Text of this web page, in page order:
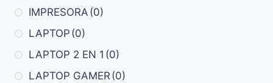
IMPRESORA (0)
LAPTOP (0)
LAPTOP 2 EN 1 (0)
LAPTOP GAMER(0)